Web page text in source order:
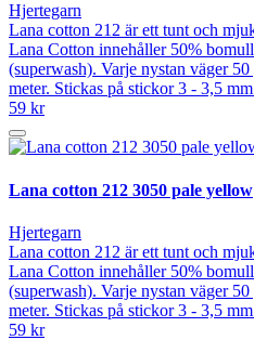
Hjertegarn
Lana cotton 212 är ett tunt och
Lana Cotton innehåller 50%
(superwash). Varje nystan väger
meter. Stickas på stickor 3 - 3,5
59 kr
Lana cotton 212 3050 pale yellow
Hjertegarn
Lana cotton 212 är ett tunt och
Lana Cotton innehåller 50%
(superwash). Varje nystan väger
meter. Stickas på stickor 3 - 3,5
59 kr